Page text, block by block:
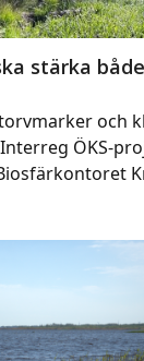
stärka
och
ÖKS-